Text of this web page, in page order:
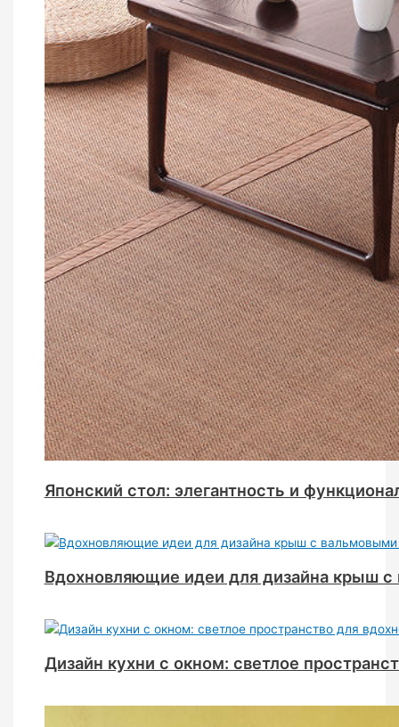
Японский стол: элегантность и
Вдохновляющие идеи для дизайна крыш
Дизайн кухни с окном: светлое